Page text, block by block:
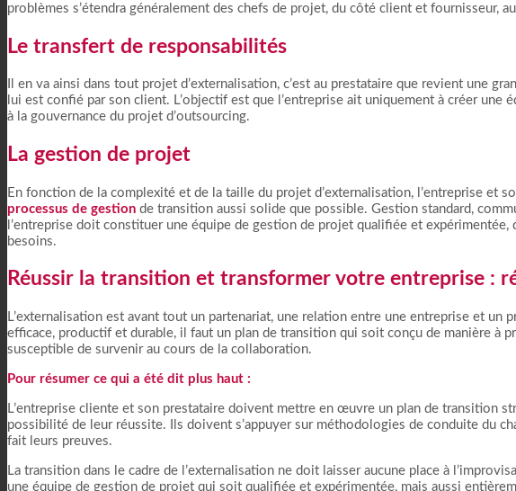
problèmes s’étendra généralement des chefs de projet, du côté client et fournisseur,
Le transfert de responsabilités
Il en va ainsi dans tout projet d’externalisation, c’est au prestataire que revient une
lui est confié par son client. L’objectif est que l’entreprise ait uniquement à créer une
à la gouvernance du projet d’outsourcing.
La gestion de projet
En fonction de la complexité et de la taille du projet d’externalisation, l’entreprise et
processus de gestion de transition aussi solide que possible. Gestion standard,
l’entreprise doit constituer une équipe de gestion de projet qualifiée et expérimentée,
besoins.
Réussir la transition et transformer votre entreprise :
L’externalisation est avant tout un partenariat, une relation entre une entreprise et un
efficace, productif et durable, il faut un plan de transition qui soit conçu de manière à
susceptible de survenir au cours de la collaboration.
Pour résumer ce qui a été dit plus haut :
L’entreprise cliente et son prestataire doivent mettre en œuvre un plan de transition
possibilité de leur réussite. Ils doivent s’appuyer sur méthodologies de conduite du
fait leurs preuves.
La transition dans le cadre de l’externalisation ne doit laisser aucune place à
une équipe de gestion de projet qui soit qualifiée et expérimentée, mais aussi